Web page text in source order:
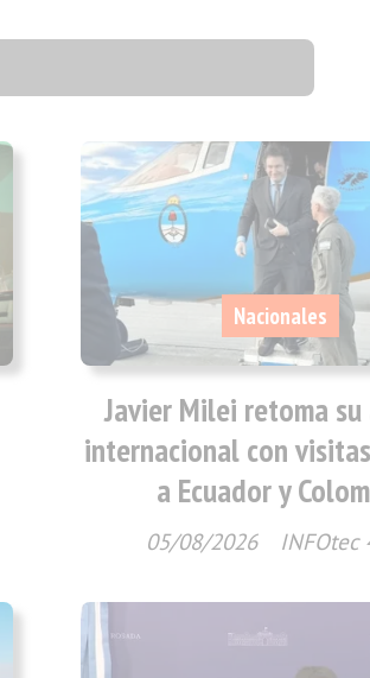
Javier Milei retoma
internacional con
a Ecuador y
INFOtec
Nacionales
05/08/2026